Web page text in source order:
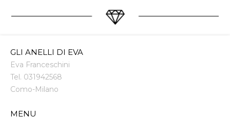
GLI ANELLI DI EVA
Eva Franceschini
Tel. 031942568
Como-Milano
MENU